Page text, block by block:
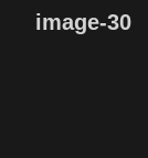
image-30